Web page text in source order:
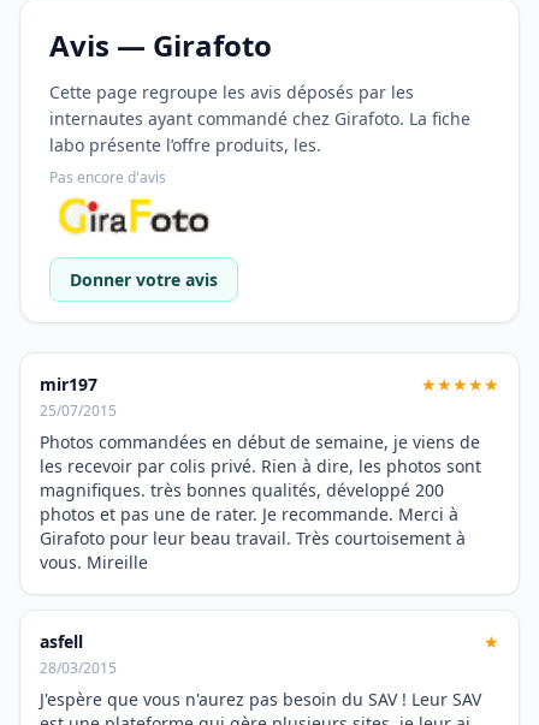
Avis — Girafoto
Cette page regroupe les avis déposés par les
internautes ayant commandé chez Girafoto. La fiche
labo présente l’offre produits, les.
Pas encore d'avis
Donner votre avis
mir197 ★★★★★
25/07/2015
Photos commandées en début de semaine, je viens de
les recevoir par colis privé. Rien à dire, les photos sont
magnifiques. très bonnes qualités, développé 200
photos et pas une de rater. Je recommande. Merci à
Girafoto pour leur beau travail. Très courtoisement à
vous. Mireille
asfell ★
28/03/2015
J'espère que vous n'aurez pas besoin du SAV ! Leur SAV